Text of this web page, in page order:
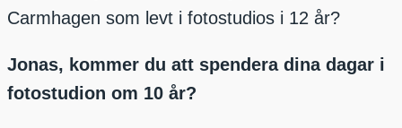
Carmhagen som levt i fotostudios i 12 år?
Jonas, kommer du att spendera dina dagar i
fotostudion om 10 år?